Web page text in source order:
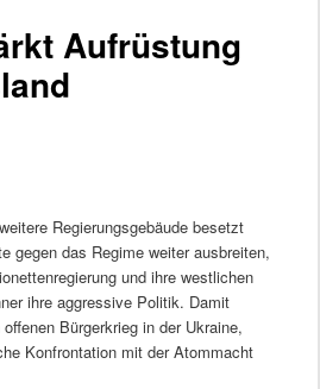
Aufrüstung
Regierungsgebäude besetzt
gegen das Regime weiter ausbreiten,
und ihre westlichen
ihre aggressive Politik. Damit
Bürgerkrieg in der Ukraine,
Konfrontation mit der Atommacht